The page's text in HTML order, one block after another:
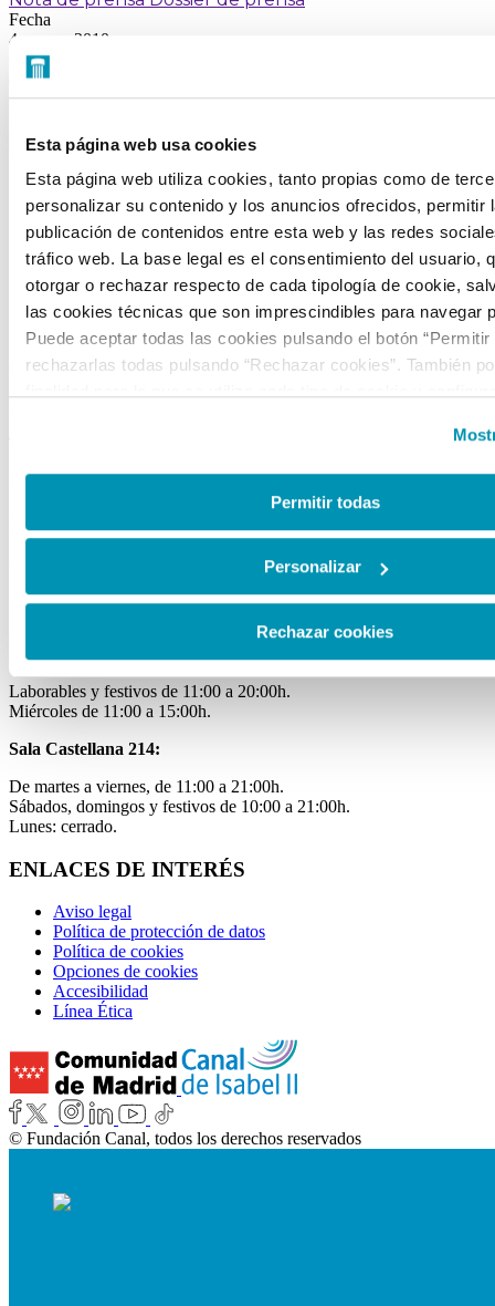
Esta página web usa cookies
Esta página web utiliza cookies, tanto propias como de
personalizar su contenido y los anuncios ofrecidos, permitir
publicación de contenidos entre esta web y las redes
tráfico web. La base legal es el consentimiento del usuario,
otorgar o rechazar respecto de cada tipología de cookie,
las cookies técnicas que son imprescindibles para navegar
Puede aceptar todas las cookies pulsando el botón “Permitir
rechazarlas todas pulsando “Rechazar cookies”. También
la web, responsable del tratamiento de las cookies, y sus
accesibles en elAviso Legal. Puede obtener más
de cookies en esta web haciendo clicaquí.
Permitir todas
Personalizar
Rechazar cookies
Fecha
4 marzo, 2010
Quiero recibir la programación
de la Fundación Canal
(Arte, cultura, medio ambiente e innovación)
FUNDACIÓN CANAL
Sobre nosotros
Portal de transparencia
Visítanos
Alquiler de espacios
Tienda
CONTACTO
C/ Mateo Inurria, 2
Email: info@fundacioncanal.es
HORARIOS
de lunes a viernes de 9 a 18 h.
EXPOSICIONES
Sala Mateo Inurria 2:
Laborables y festivos de 11:00 a 20:00h.
Miércoles de 11:00 a 15:00h.
Sala Castellana 214:
De martes a viernes, de 11:00 a 21:00h.
Sábados, domingos y festivos de 10:00 a 21:00h.
Lunes: cerrado.
ENLACES DE INTERÉS
Aviso legal
Política de protección de datos
Política de cookies
Opciones de cookies
Accesibilidad
Línea Ética
© Fundación Canal, todos los derechos reservados